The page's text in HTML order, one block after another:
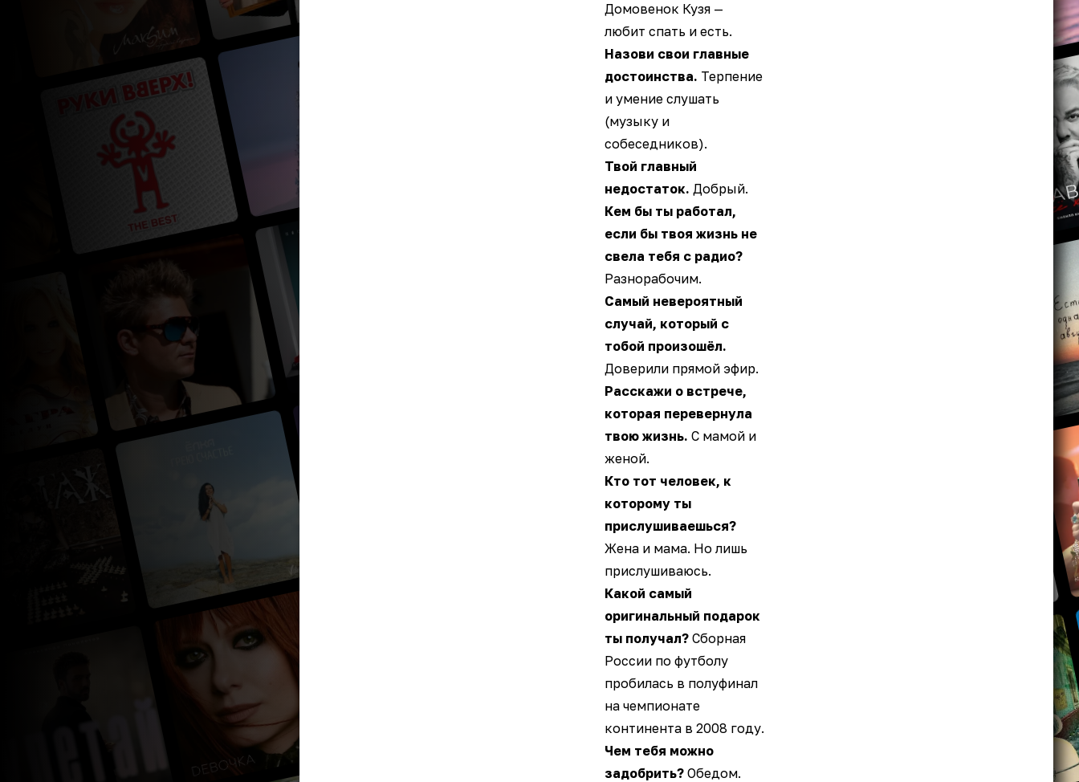
Домовенок Кузя —
любит спать и есть.
Назови свои главные
достоинства. Терпение
и умение слушать
(музыку и
собеседников).
Твой главный
недостаток. Добрый.
Кем бы ты работал,
если бы твоя жизнь не
свела тебя с радио?
Разнорабочим.
Самый невероятный
случай, который с
тобой произошёл.
Доверили прямой эфир.
Расскажи о встрече,
которая перевернула
твою жизнь. С мамой и
женой.
Кто тот человек, к
которому ты
прислушиваешься?
Жена и мама. Но лишь
прислушиваюсь.
Какой самый
оригинальный подарок
ты получал? Сборная
России по футболу
пробилась в полуфинал
на чемпионате
континента в 2008 году.
Чем тебя можно
задобрить? Обедом.